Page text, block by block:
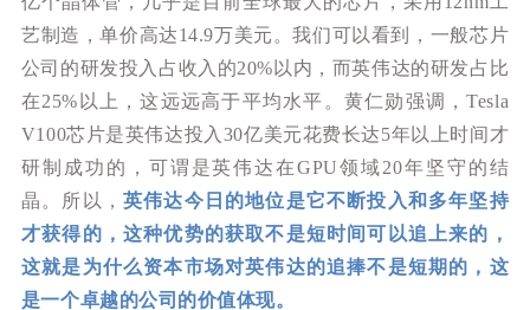
艺制造，单价高达14.9万美元。我们可以看到，一般芯片
公司的研发投入占收入的20%以内，而英伟达的研发占比
在25%以上，这远远高于平均水平。黄仁勋强调，Tesla
V100芯片是英伟达投入30亿美元花费长达5年以上时间才
研制成功的，可谓是英伟达在GPU领域20年坚守的结
晶。所以， 英伟达今日的地位是它不断投入和多年坚持
才获得的，这种优势的获取不是短时间可以追上来的，
这就是为什么资本市场对英伟达的追捧不是短期的，这
是一个卓越的公司的价值体现。